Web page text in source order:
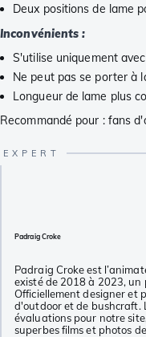
Deux positions de lame
Inconvénients :
S'utilise uniquement
Ne peut pas se porter à
Longueur de lame plus
Recommandé pour : fans
Padraig Croke
Padraig Croke est
existé de 2018 à 2023, un
Officiellement designer et
d'outdoor et de bushcraft.
évaluations pour notre
superbes films et photos